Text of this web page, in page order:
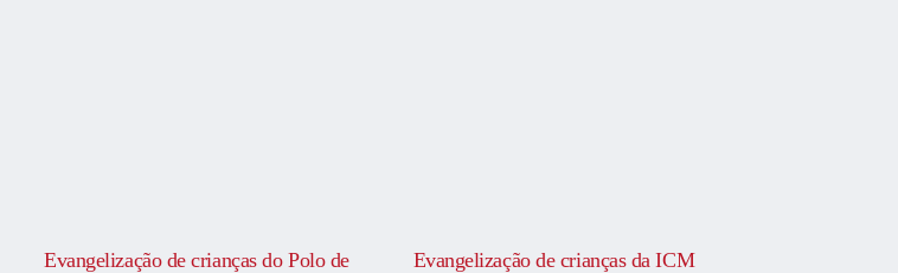
Evangelização de crianças do Polo de Evangelização de crianças da ICM